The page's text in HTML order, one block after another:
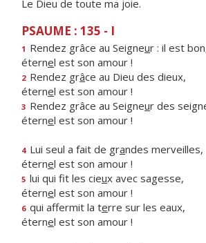
Le Dieu de toute ma joie.
PSAUME : 135 - I
1 Rendez grâce au Seigneur : il est
éternel est son amour !
2 Rendez grâce au Dieu des dieux,
éternel est son amour !
3 Rendez grâce au Seigneur des
éternel est son amour !
4 Lui seul a fait de grandes merveilles,
éternel est son amour !
5 lui qui fit les cieux avec sagesse,
éternel est son amour !
6 qui affermit la terre sur les eaux,
éternel est son amour !